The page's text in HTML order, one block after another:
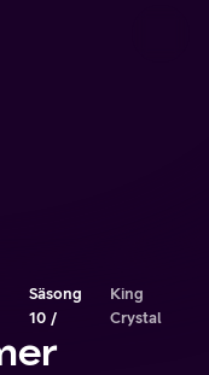
Säsong
10
King
Crystal